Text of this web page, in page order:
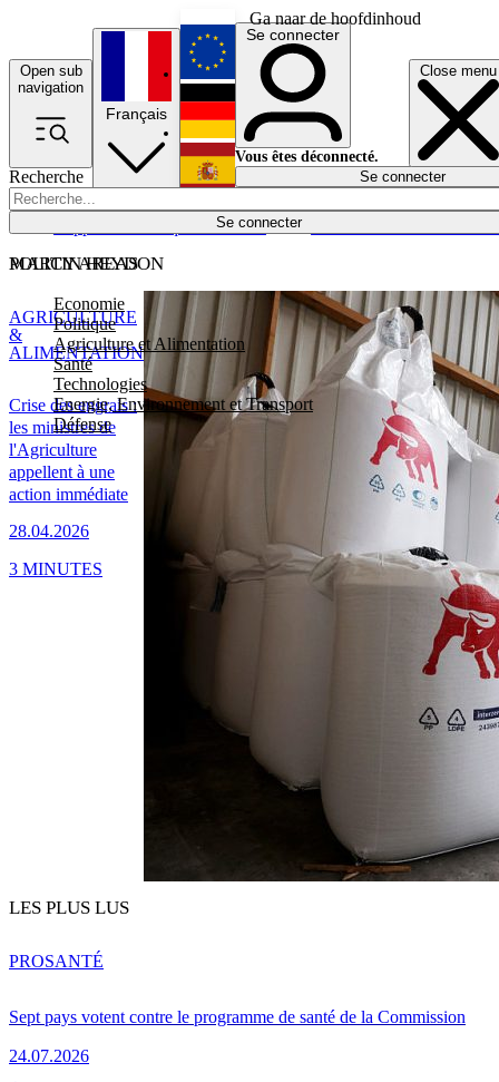
Ga naar de hoofdinhoud
Open sub
navigation
Close menu
Recherche
Se connecter
POLICY AREAS
Economie
Politique
Agriculture et Alimentation
Santé
Technologies
Energie, Environnement et Transport
Défense
Économie
Français
English
Deutsch
Español
Se connecter
Vous êtes déconnecté.
Se connecter
MARTIN HEYDON
Crise des engrais :
les ministres de
l'Agriculture
appellent à une
action immédiate
28.04.2026
AGRICULTURE
&
ALIMENTATION
3 MINUTES
LES PLUS LUS
Sept pays votent contre le programme de santé de la Commission
24.07.2026
PROSANTÉ